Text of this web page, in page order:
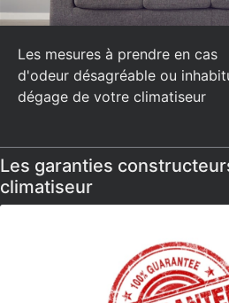
Les mesures à prendre en cas
d'odeur désagréable ou
dégage de votre climatiseur
Les garanties
climatiseur